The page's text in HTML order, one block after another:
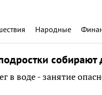
Народные
в воде - занятие